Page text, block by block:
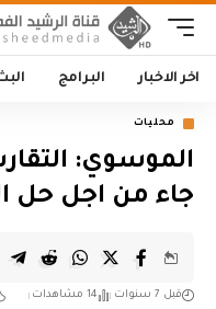
اخر الاخبار البرامج
محليات
الموسوي:
جاء من اجل حل
قبل 7 سنوات 14 مشاهدات